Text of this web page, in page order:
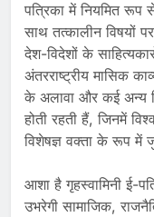
पत्रिका में नियमित रूप
साथ तत्कालीन विषयों
देश-विदेशों के
अंतरराष्ट्रीय मासिक
के अलावा और कई अन्य
होती रहती हैं, जिनमें
विशेषज्ञ वक्ता के रूप में
आशा है गृहस्वामिनी ई-
उभरेगी सामाजिक,